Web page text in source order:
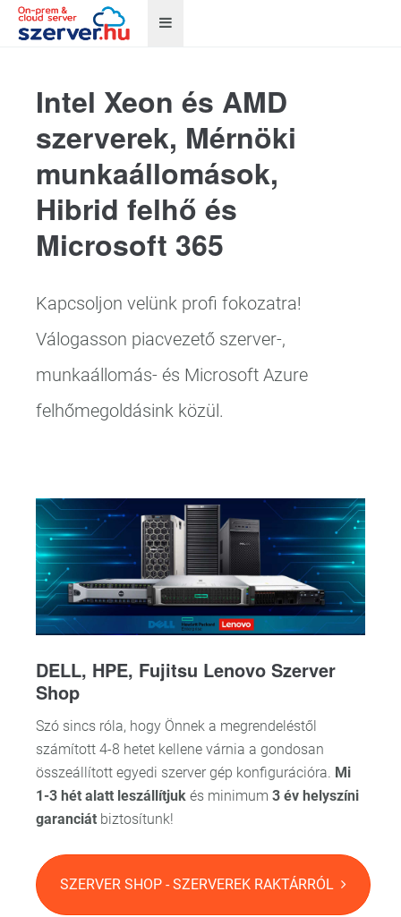
Intel Xeon és AMD
szerverek, Mérnöki
munkaállomások,
Hibrid felhő és
Microsoft 365
Kapcsoljon velünk profi fokozatra!
Válogasson piacvezető szerver-,
munkaállomás- és Microsoft Azure
felhőmegoldásink közül.
DELL, HPE, Fujitsu Lenovo Szerver
Shop
Szó sincs róla, hogy Önnek a megrendeléstől
számított 4-8 hetet kellene várnia a gondosan
összeállított egyedi szerver gép konfigurációra. Mi
1-3 hét alatt leszállítjuk és minimum 3 év helyszíni
garanciát biztosítunk!
SZERVER SHOP - SZERVEREK RAKTÁRRÓL